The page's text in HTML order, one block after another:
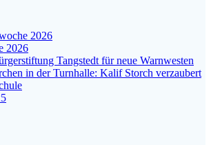
2026
2026
Tangstedt für neue Warnwesten
in der Turnhalle: Kalif Storch verzaubert